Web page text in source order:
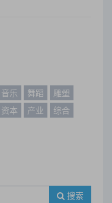
音乐 舞蹈
雕塑
资本 产业 综合
搜索